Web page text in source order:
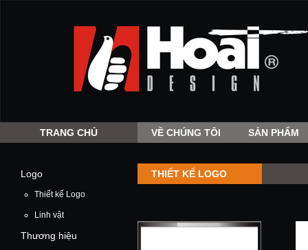
TRANG CHỦ VỀ CHÚNG TÔI SẢN PHẨM
Logo
Thiết kế Logo
Linh vật
Thương hiệu
THIẾT KẾ LOGO